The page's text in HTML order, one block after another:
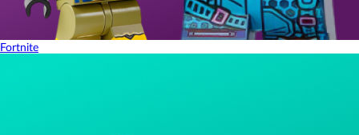
Fortnite